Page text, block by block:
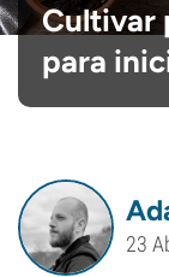
Cultivar
para
23